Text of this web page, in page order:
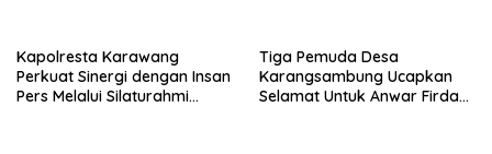
Kapolresta Karawang
Perkuat Sinergi dengan Insan
Pers Melalui Silaturahmi
Tiga Pemuda Desa
Karangsambung Ucapkan
Selamat Untuk Anwar Firdaus